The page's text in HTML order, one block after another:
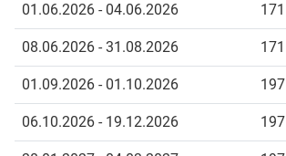
01.06.2026 - 04.06.2026 171
08.06.2026 - 31.08.2026 171
01.09.2026 - 01.10.2026 197
06.10.2026 - 19.12.2026 197